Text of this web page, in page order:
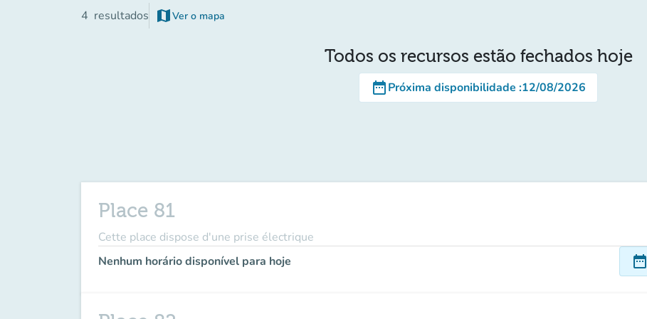
4 resultados map Ver o mapa
Todos os recursos estão fechados hoje
date_rangePróxima disponibilidade :12/08/2026
Place 81
Cette place dispose d'une prise électrique
Nenhum horário disponível para hoje date_range